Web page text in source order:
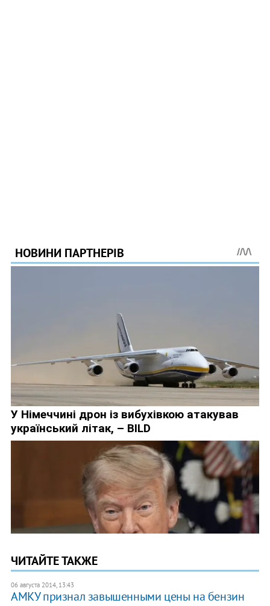
ЧИТАЙТЕ ТАКЖЕ
06 августа 2014, 13:43
АМКУ признал завышенными цены на бензин